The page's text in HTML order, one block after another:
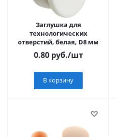
Заглушка для
технологических
отверстий, белая, D8 мм
0.80руб./шт
В корзину